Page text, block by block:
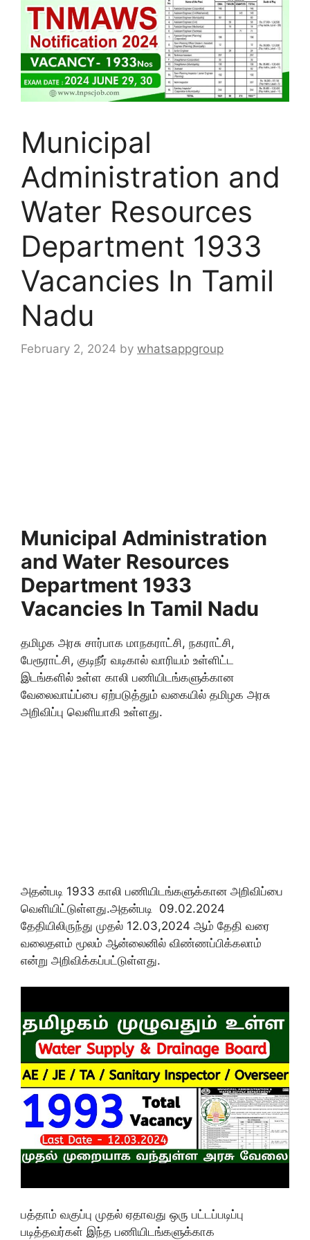
Municipal
Administration and
Water Resources
Department 1933
Vacancies In Tamil
Nadu
February 2, 2024 by whatsappgroup
Municipal Administration
and Water Resources
Department 1933
Vacancies In Tamil Nadu
தமிழக அரசு சார்பாக மாநகராட்சி, நகராட்சி,
பேரூராட்சி, குடிநீர் வடிகால் வாரியம் உள்ளிட்ட
இடங்களில் உள்ள காலி பணியிடங்களுக்கான
வேலைவாய்ப்பை ஏற்படுத்தும் வகையில் தமிழக அரசு
அறிவிப்பு வெளியாகி உள்ளது.
அதன்படி 1933 காலி பணியிடங்களுக்கான அறிவிப்பை
வெளியிட்டுள்ளது.அதன்படி 09.02.2024
தேதியிலிருந்து முதல் 12.03,2024 ஆம் தேதி வரை
வலைதளம் மூலம் ஆன்லைனில் விண்ணப்பிக்கலாம்
என்று அறிவிக்கப்பட்டுள்ளது.
பத்தாம் வகுப்பு முதல் ஏதாவது ஒரு பட்டப்படிப்பு
படித்தவர்கள் இந்த பணியிடங்களுக்காக